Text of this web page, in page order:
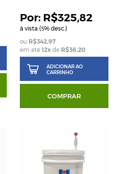
R$325,82
à vista (5% desc.)
R$342,97
em até 12xde R$36,20
ADICIONAR AO
CARRINHO
COMPRAR